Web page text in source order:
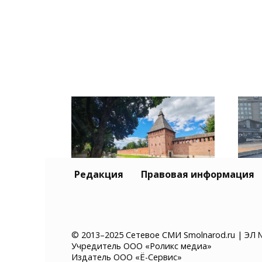
увидеть солнечное
затмение
Редакция Правовая информация
© 2013–2025 Сетевое СМИ Smolnarod.ru | ЭЛ
Учредитель ООО «Роликс медиа»
Издатель ООО «Ё-Сервис»